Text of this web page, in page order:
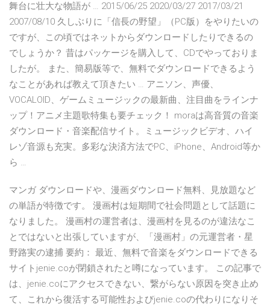
舞台に壮大な物語が … 2015/06/25 2020/03/27 2017/03/21
2007/08/10 久しぶりに「信長の野望」（PC版）をやりたいの
ですが、この頃ではネットからダウンロードしたりできるの
でしょうか？ 昔はパッケージを購入して、CDでやっておりま
したが。 また、簡易版等で、無料でダウンロードできるよう
なことがあれば教えて頂きたい … アニソン、声優、
VOCALOID、ゲームミュージックの最新曲、注目曲をラインナ
ップ！アニメ主題歌特集も要チェック！ moraは高音質の音楽
ダウンロード・音楽配信サイト。ミュージックビデオ、ハイ
レゾ音源も充実。多彩な決済方法でPC、iPhone、Android等か
ら …
マンガ ダウンロードや、漫画ダウンロード無料、見放題など
の単語が特徴です。 漫画村は短期間で社会問題として話題に
なりました。 漫画村の運営者は、漫画村を見るのが違法なこ
とではないと出張していますが、「漫画村」の元運営者・星
野路実の逮捕 要約： 最近、無料で音楽をダウンロードできる
サイトjenie.coが閉鎖されたと噂になっています。 この記事で
は、jenie.coにアクセスできない、繋がらない原因を突き止め
て、これから復活する可能性およびjenie.coの代わりになりそ